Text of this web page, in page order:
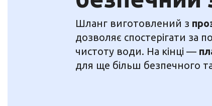
Шланг виготовлений з
дозволяє спостерігати за
чистоту води. На кінці —
для ще більш безпечного